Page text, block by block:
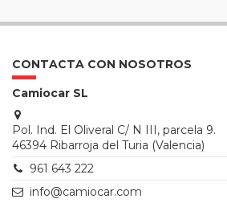
CONTACTA CON NOSOTROS
Camiocar SL
Pol. Ind. El Oliveral C/ N III, parcela 9.
46394 Ribarroja del Turia (Valencia)
961 643 222
info@camiocar.com